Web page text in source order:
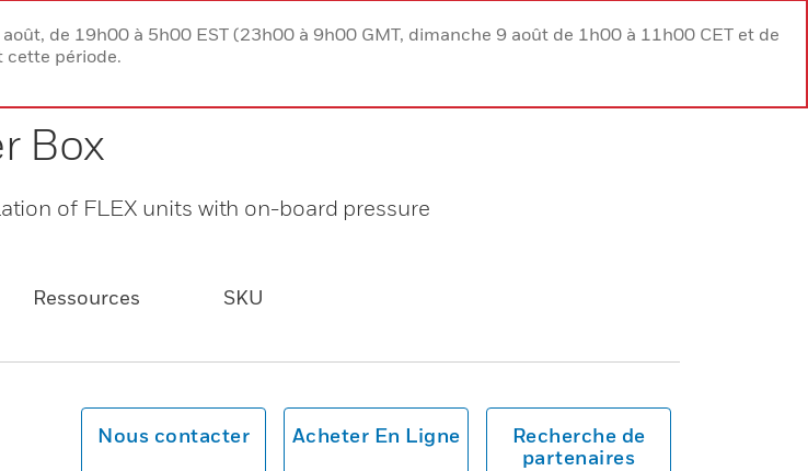
de 19h00 à 5h00 EST (23h00 à 9h00 GMT, dimanche 9 août de 1h00 à 11h00 CET et de
cette période.
Box
of FLEX units with on-board pressure
Ressources SKU
Nous contacter Acheter En Ligne
Recherche de
partenaires